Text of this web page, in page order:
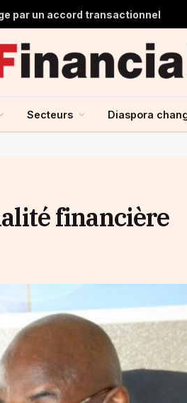
par un accord transactionnel
Secteurs Diaspora
financière